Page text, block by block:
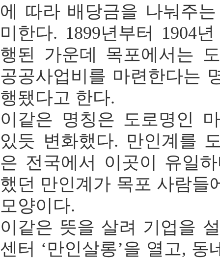
에 따라 배당금을 나눠주
미한다. 1899년부터 1904
행된 가운데 목포에서는
공공사업비를 마련한다는
행됐다고 한다.
이같은 명칭은 도로명인
있듯 변화했다. 만인계를
은 전국에서 이곳이 유일
했던 만인계가 목포 사람들
모양이다.
이같은 뜻을 살려 기업을
센터 ‘만인살롱’을 열고,